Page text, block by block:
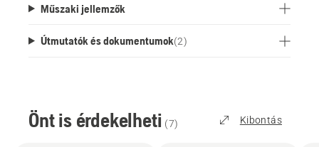
sapka pedig megkönnyíti az utántöltést.
Tárolása egyszerű a mellékelt horoggal, és a
18 V-os POWER FOR ALL ALLIANCE
Műszaki jellemzők
Útmutatók és dokumentumok(2)
Önt is érdekelheti (7) Kibontás